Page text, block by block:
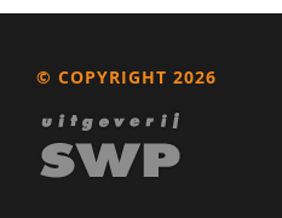
© COPYRIGHT 2026